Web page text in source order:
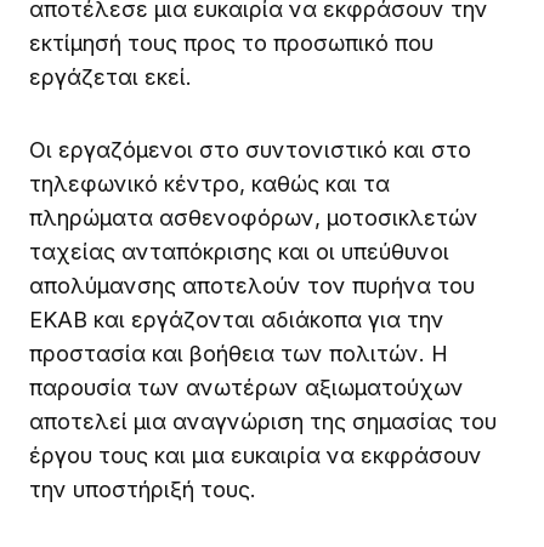
αποτέλεσε μια ευκαιρία να εκφράσουν την
εκτίμησή τους προς το προσωπικό που
εργάζεται εκεί.
Οι εργαζόμενοι στο συντονιστικό και στο
τηλεφωνικό κέντρο, καθώς και τα
πληρώματα ασθενοφόρων, μοτοσικλετών
ταχείας ανταπόκρισης και οι υπεύθυνοι
απολύμανσης αποτελούν τον πυρήνα του
ΕΚΑΒ και εργάζονται αδιάκοπα για την
προστασία και βοήθεια των πολιτών. Η
παρουσία των ανωτέρων αξιωματούχων
αποτελεί μια αναγνώριση της σημασίας του
έργου τους και μια ευκαιρία να εκφράσουν
την υποστήριξή τους.